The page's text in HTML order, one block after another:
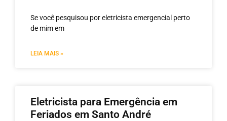
Se você pesquisou por eletricista emergencial perto
de mim em
LEIA MAIS »
Eletricista para Emergência em
Feriados em Santo André